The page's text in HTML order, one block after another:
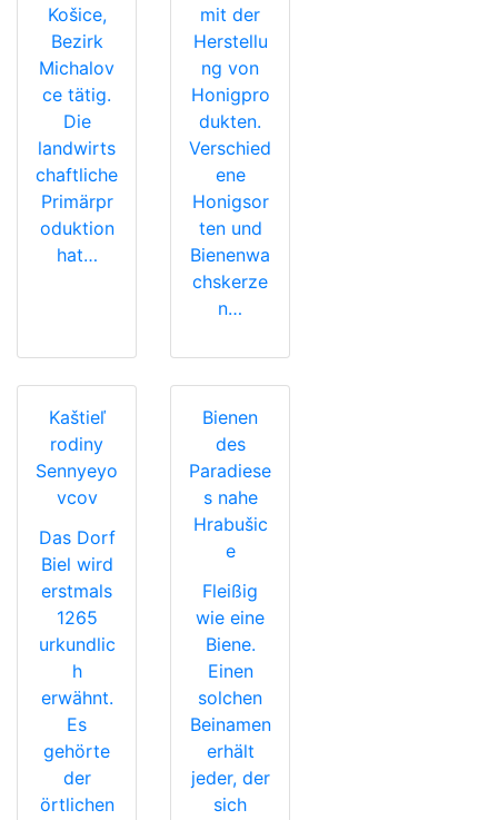
Košice,
Bezirk
Michalov
ce tätig.
Die
landwirts
chaftliche
Primärpr
oduktion
hat…
mit der
Herstellu
ng von
Honigpro
dukten.
Verschied
ene
Honigsor
ten und
Bienenwa
chskerze
n…
Kaštieľ
rodiny
Sennyeyo
vcov
Das Dorf
Biel wird
erstmals
1265
urkundlic
h
erwähnt.
Es
gehörte
der
örtlichen
Bienen
des
Paradiese
s nahe
Hrabušic
e
Fleißig
wie eine
Biene.
Einen
solchen
Beinamen
erhält
jeder, der
sich